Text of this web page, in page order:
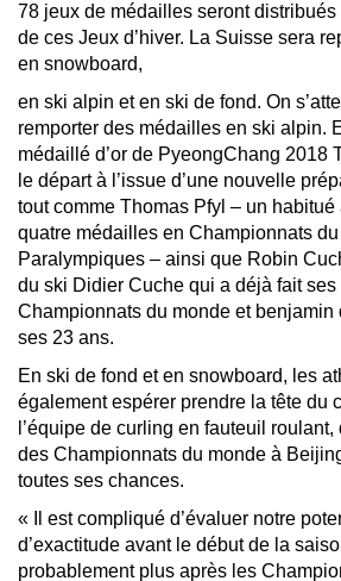
78 jeux de médailles seront
de ces Jeux d’hiver. La Suisse sera
en snowboard,
en ski alpin et en ski de fond. On
remporter des médailles en ski alpin.
médaillé d’or de PyeongChang 2018
le départ à l’issue d’une nouvelle
tout comme Thomas Pfyl – un
quatre médailles en Championnats
Paralympiques – ainsi que Robin
du ski Didier Cuche qui a déjà fait ses
Championnats du monde et benjamin
ses 23 ans.
En ski de fond et en snowboard, les
également espérer prendre la tête du
l’équipe de curling en fauteuil
des Championnats du monde à
toutes ses chances.
« Il est compliqué d’évaluer notre
d’exactitude avant le début de la
probablement plus après les